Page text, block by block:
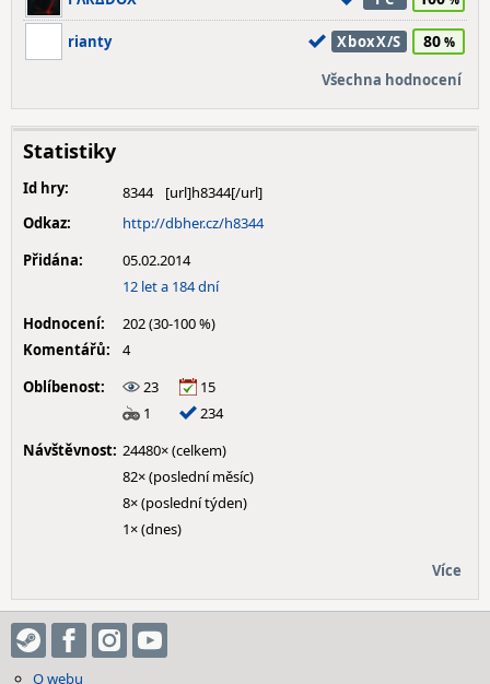
rianty XboxX/S 80
Všechna hodnocení
Statistiky
Id hry:
8344
Odkaz:
http://dbher.cz/h8344
Přidána:
05.02.2014
12 let a 184 dní
Hodnocení:
202 (30-100 %)
Komentářů:
4
Oblíbenost:
23
15
1
234
Návštěvnost: 24480× (celkem)
82× (poslední měsíc)
8× (poslední týden)
1× (dnes)
Více
O webu